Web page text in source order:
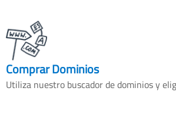
Comprar Dominios
Utiliza nuestro buscador de dominios y